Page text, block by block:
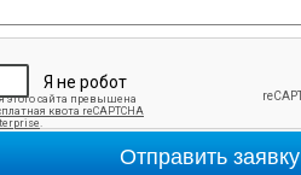
Отправить заявку